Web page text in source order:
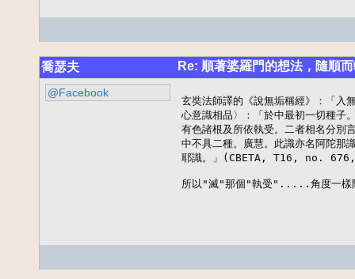
喬瑟夫 Re: 順著婆羅門的想法，隨順
@Facebook
玄奘法師譯的《說無垢稱經》：「
心意識相品〉：「於中最初一切種子
有色諸根及所依執受。二者相名分別
中不具二種。廣慧。此識亦名阿陀那
耶識。」(CBETA, T16, no.
所以"滅"那個"執受".....角度一樣